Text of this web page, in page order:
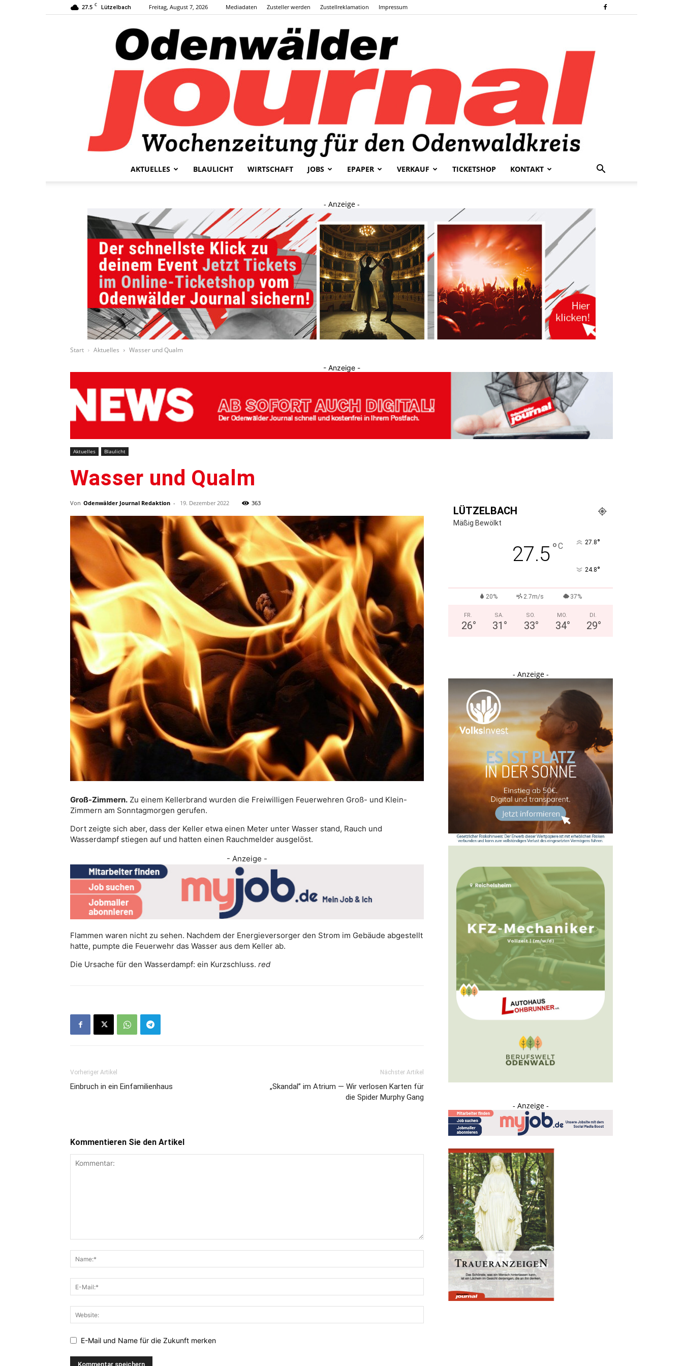
27.5 C Lützelbach Freitag, August 7, 2026 Mediadaten Zusteller werden Zustellreklamation Impressum
Journal
AKTUELLES BLAULICHT WIRTSCHAFT JOBS EPAPER VERKAUF TICKETSHOP KONTAKT
- Anzeige -
Start Aktuelles Wasser und Qualm
- Anzeige -
Aktuelles Blaulicht
Wasser und Qualm
Von Odenwälder Journal Redaktion - 19. Dezember 2022 363
Groß-Zimmern. Zu einem Kellerbrand wurden die Freiwilligen Feuerwehren Groß- und Klein-
Zimmern am Sonntagmorgen gerufen.
Dort zeigte sich aber, dass der Keller etwa einen Meter unter Wasser stand, Rauch und
Wasserdampf stiegen auf und hatten einen Rauchmelder ausgelöst.
- Anzeige -
Flammen waren nicht zu sehen. Nachdem der Energieversorger den Strom im Gebäude abgestellt
hatte, pumpte die Feuerwehr das Wasser aus dem Keller ab.
Die Ursache für den Wasserdampf: ein Kurzschluss. red
Vorheriger Artikel
Einbruch in ein Einfamilienhaus
Nächster Artikel
„Skandal” im Atrium — Wir verlosen Karten für
die Spider Murphy Gang
Kommentieren Sie den Artikel
E-Mail und Name für die Zukunft merken
LÜTZELBACH
Mäßig Bewölkt
27.5°C 27.8°
24.8°
20% 2.7m/s 37%
FR.
26°
SA.
31 °
SO.
33°
MO.
34°
DI.
29°
- Anzeige -
- Anzeige -